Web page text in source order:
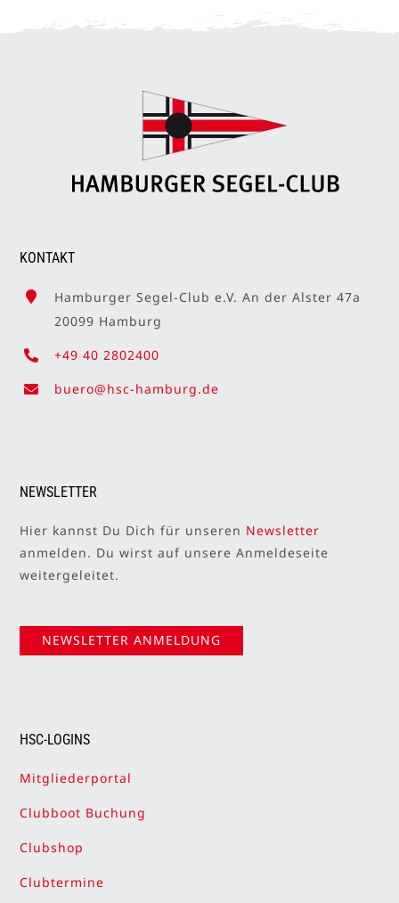
KONTAKT
Hamburger Segel-Club e.V. An der Alster 47a
20099 Hamburg
+49 40 2802400
buero@hsc-hamburg.de
NEWSLETTER
Hier kannst Du Dich für unseren Newsletter
anmelden. Du wirst auf unsere Anmeldeseite
weitergeleitet.
NEWSLETTER ANMELDUNG
HSC-LOGINS
Mitgliederportal
Clubboot Buchung
Clubshop
Clubtermine